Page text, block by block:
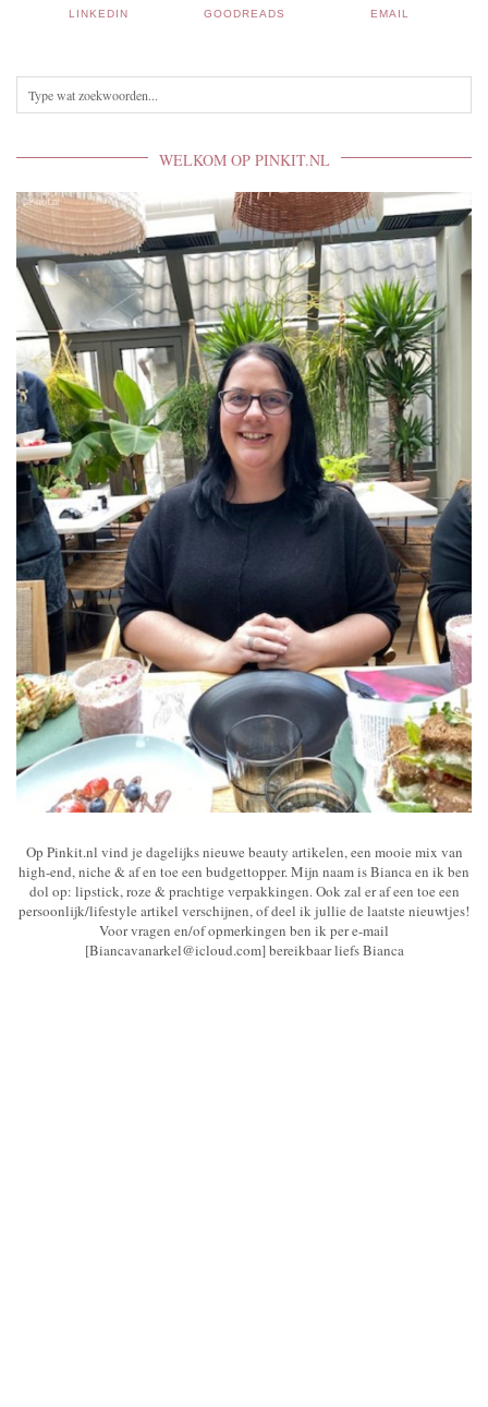
LINKEDIN GOODREADS EMAIL
WELKOM OP PINKIT.NL
Op Pinkit.nl vind je dagelijks nieuwe beauty artikelen, een mooie mix van
high-end, niche & af en toe een budgettopper. Mijn naam is Bianca en ik ben
dol op: lipstick, roze & prachtige verpakkingen. Ook zal er af een toe een
persoonlijk/lifestyle artikel verschijnen, of deel ik jullie de laatste nieuwtjes!
Voor vragen en/of opmerkingen ben ik per e-mail
[Biancavanarkel@icloud.com] bereikbaar liefs Bianca